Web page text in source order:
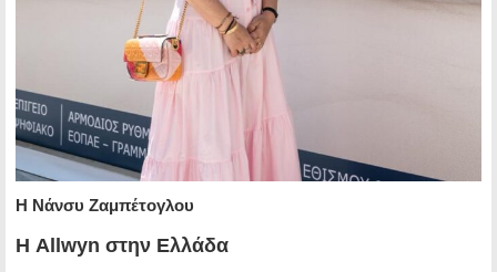
Η Νάνσυ Ζαμπέτογλου
Η Allwyn στην Ελλάδα